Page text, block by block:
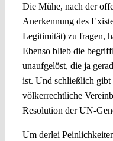
Die Mühe, nach der
Anerkennung des
Legitimität) zu fragen,
Ebenso blieb die
unaufgelöst, die ja
ist. Und schließlich gibt
völkerrechtliche
Resolution der UN-
Um derlei